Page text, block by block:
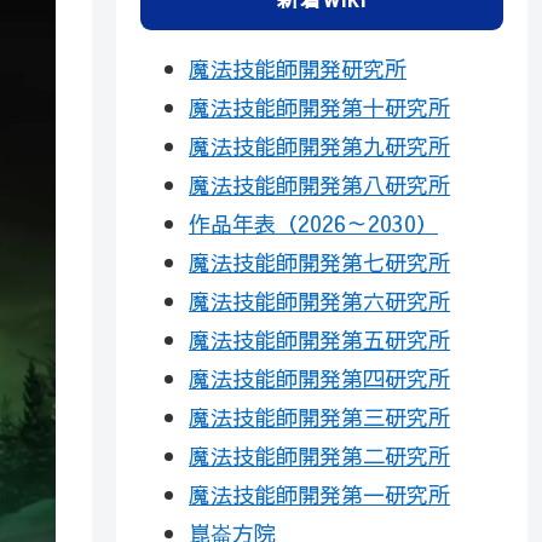
魔法技能師開発研究所
魔法技能師開発第十研究所
魔法技能師開発第九研究所
魔法技能師開発第八研究所
作品年表（2026～2030）
魔法技能師開発第七研究所
魔法技能師開発第六研究所
魔法技能師開発第五研究所
魔法技能師開発第四研究所
魔法技能師開発第三研究所
魔法技能師開発第二研究所
魔法技能師開発第一研究所
崑崙方院